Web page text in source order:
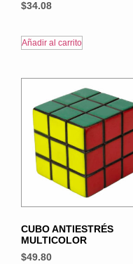
$34.08
Añadir al carrito
CUBO ANTIESTRÉS
MULTICOLOR
$49.80